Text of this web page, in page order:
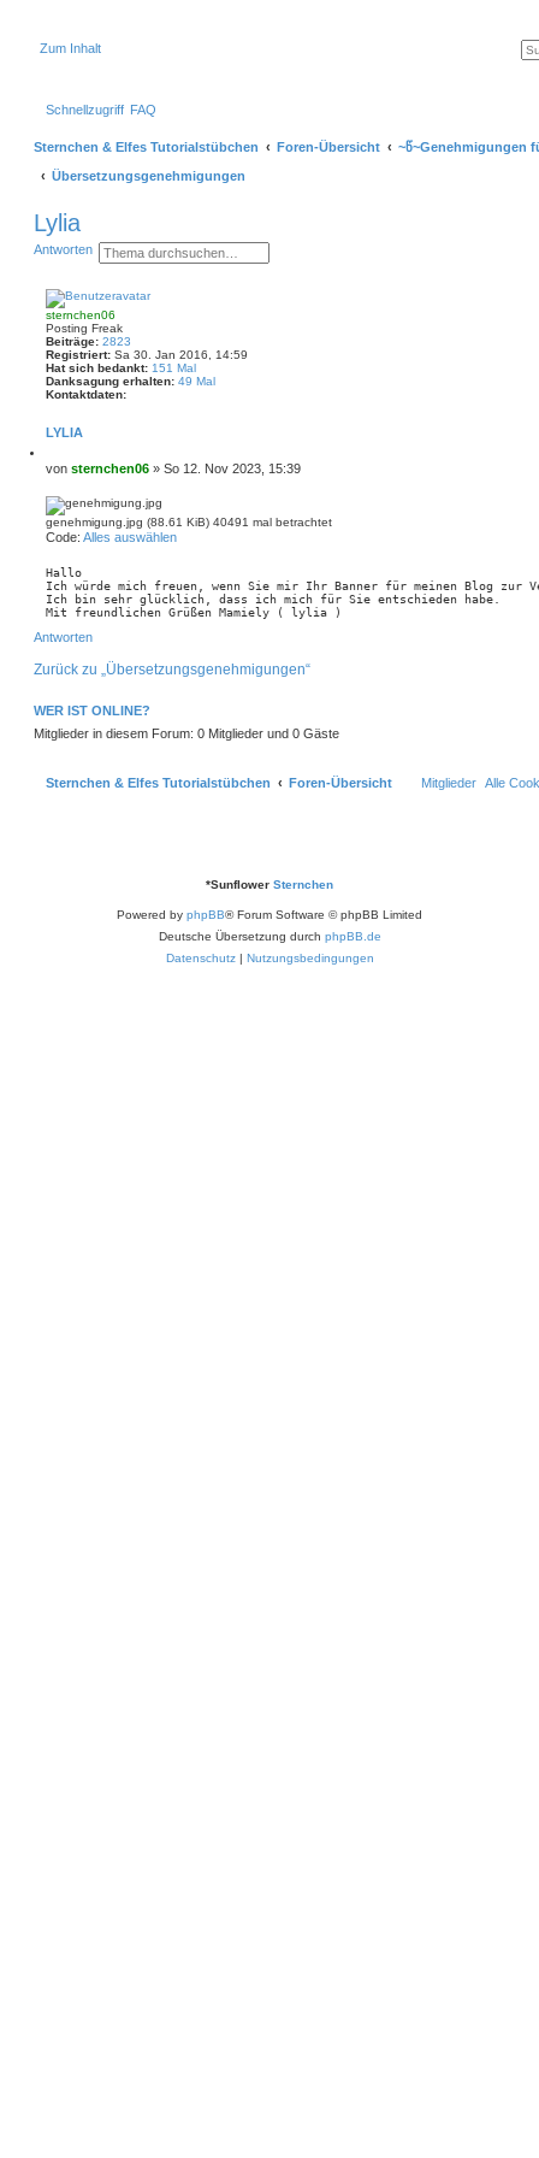
Zum Inhalt
Schnellzugriff FAQ
Sternchen & Elfes Tutorialstübchen Foren-Übersicht
~წ~Genehmigungen
Übersetzungsgenehmigungen
Lylia
Antworten S
u
h
E
r
e
t
e
r
t
e
S
sternchen06
Posting Freak
Beiträge: 2823
Registriert: Sa 30. Jan 2016, 14:59
Hat sich bedankt: 151 Mal
Danksagung erhalten: 49 Mal
Kontaktdaten:
n
k
d
a
t
e
o
n
s
t
e
r
c
n
6
LYLIA
i
e
r
e
n
B
i
t
r
g
von sternchen06 » So 12. Nov 2023, 15:39
genehmigung.jpg (88.61 KiB) 40491 mal betrachtet
Code: Alles auswählen
Hallo
Ich würde mich freuen, wenn Sie mir Ihr Banner für meinen Blog zur
Ich bin sehr glücklich, dass ich mich für Sie entschieden habe.
Mit freundlichen Grüßen Mamiely ( lylia )
a
h
o
e
n
Antworten
Zurück zu „Übersetzungsgenehmigungen“
WER IST ONLINE?
Mitglieder in diesem Forum: 0 Mitglieder und 0 Gäste
Sternchen & Elfes Tutorialstübchen Foren-Übersicht Alle
Mitglieder
*Sunflower Sternchen
Powered by phpBB® Forum Software © phpBB Limited
Deutsche Übersetzung durch phpBB.de
Datenschutz | Nutzungsbedingungen